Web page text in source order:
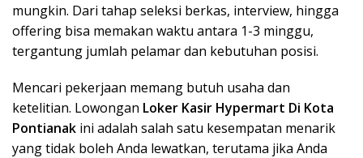
mungkin. Dari tahap seleksi berkas, interview, hingga
offering bisa memakan waktu antara 1-3 minggu,
tergantung jumlah pelamar dan kebutuhan posisi.
Mencari pekerjaan memang butuh usaha dan
ketelitian. Lowongan Loker Kasir Hypermart Di Kota
Pontianak ini adalah salah satu kesempatan menarik
yang tidak boleh Anda lewatkan, terutama jika Anda